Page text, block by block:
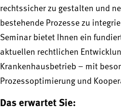
rechtssicher zu gestalten und
bestehende Prozesse zu
Seminar bietet Ihnen ein
aktuellen rechtlichen
Krankenhausbetrieb – mit
Prozessoptimierung und
Das erwartet Sie: